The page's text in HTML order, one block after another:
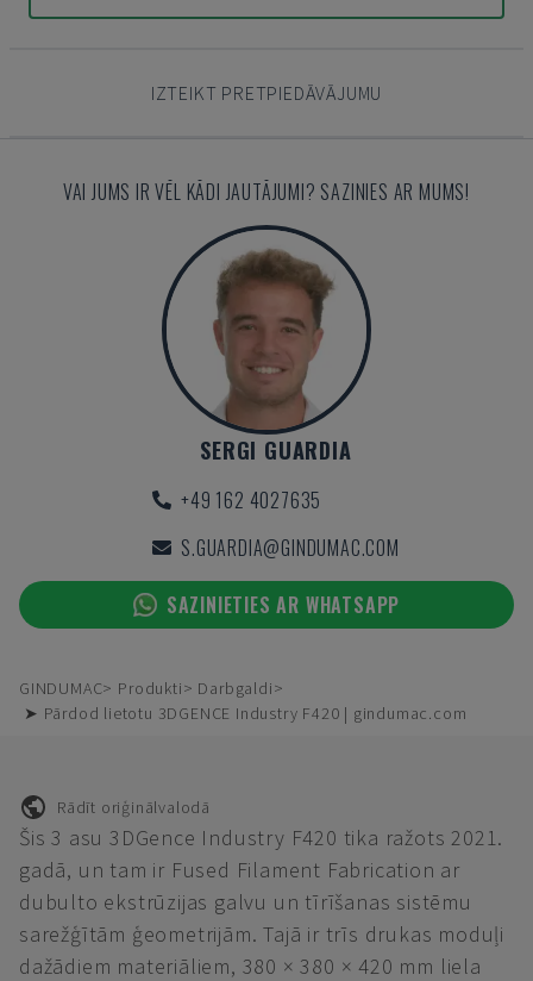
IZTEIKT PRETPIEDĀVĀJUMU
VAI JUMS IR VĒL KĀDI JAUTĀJUMI? SAZINIES AR MUMS!
SERGI GUARDIA
+49 162 4027635
S.GUARDIA@GINDUMAC.COM
SAZINIETIES AR WHATSAPP
GINDUMAC Produkti
Darbgaldi
➤ Pārdod lietotu 3DGENCE Industry F420 | gindumac.com
Rādīt oriģinālvalodā
Šis 3 asu 3DGence Industry F420 tika ražots 2021.
gadā, un tam ir Fused Filament Fabrication ar
dubulto ekstrūzijas galvu un tīrīšanas sistēmu
sarežģītām ģeometrijām. Tajā ir trīs drukas moduļi
dažādiem materiāliem, 380 × 380 × 420 mm liela